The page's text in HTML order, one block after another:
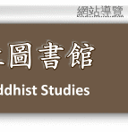
網站導覽